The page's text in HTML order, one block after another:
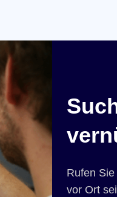
Rufen
vor Ort